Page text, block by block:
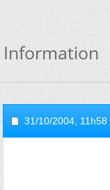
Information
31/10/2004, 11h58